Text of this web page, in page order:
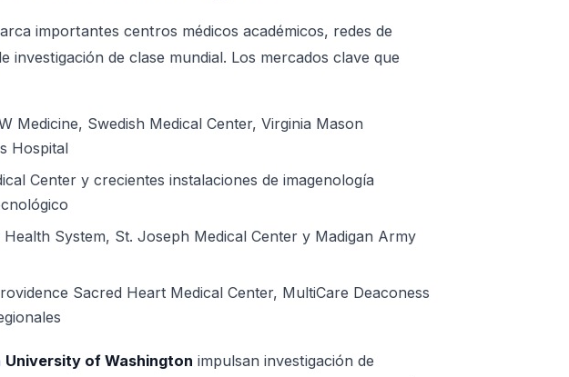
importantes centros médicos académicos, redes de
investigación de clase mundial. Los mercados clave que
Medicine, Swedish Medical Center, Virginia Mason
Hospital
Center y crecientes instalaciones de imagenología
System, St. Joseph Medical Center y Madigan Army
Sacred Heart Medical Center, MultiCare Deaconess
University of Washington impulsan investigación de